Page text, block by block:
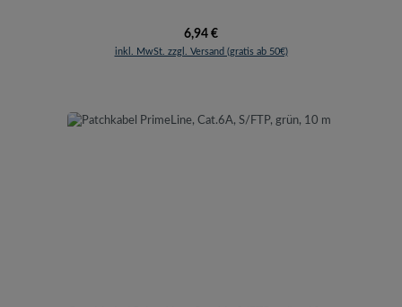
Regulärer Preis:
6,94 €
inkl. MwSt. zzgl. Versand (gratis ab 50€)